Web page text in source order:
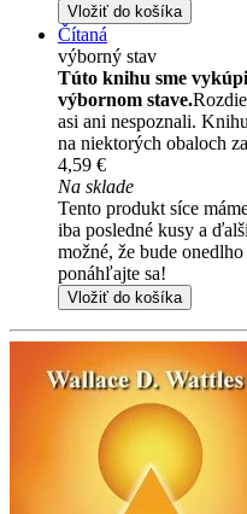
Vložiť do košíka
Čítaná
výborný stav
Túto knihu sme
výbornom stave.
asi ani nespoznali.
na niektorých obaloch
4,59 €
Na sklade
Tento produkt síce
iba posledné kusy a
možné, že bude
ponáhľajte sa!
Vložiť do košíka